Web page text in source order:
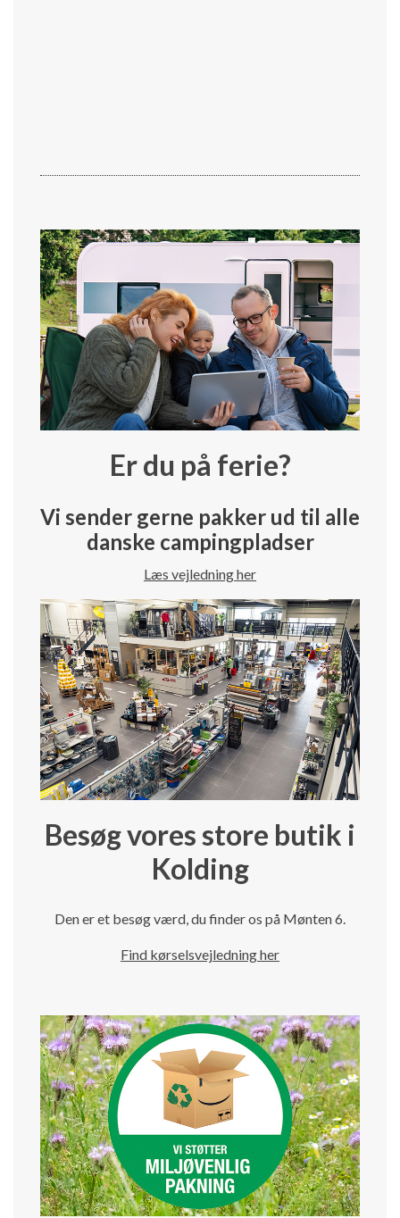
Er du på ferie?
Vi sender gerne pakker ud til alle
danske campingpladser
Læs vejledning her
Besøg vores store butik i
Kolding
Den er et besøg værd, du finder os på Mønten 6.
Find kørselsvejledning her